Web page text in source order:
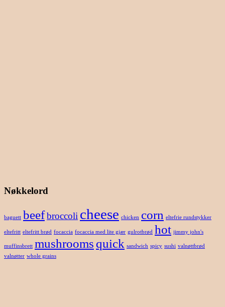
Nøkkelord
baguett beefbroccoli cheese chicken corn eltefrie rundstykker
eltefritt eltefritt brød focaccia focaccia med lite gjær gulrotbrød hot jimmy john's
muffinsbrett mushrooms quick sandwich spicy sushi valnøttbrød
valnøtter whole grains